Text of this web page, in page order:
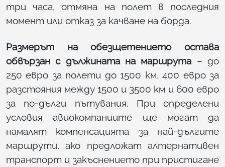
три часа, отмяна на полет в последния
момент или отказ за качване на борда.
Размерът на обезщетението остава
обвързан с дължината на маршрута– до
250 евро за полети до 1500 км, 400 евро за
разстояния между 1500 и 3500 км и 600 евро
за по-дълги пътувания. При определени
условия авиокомпаниите ще могат да
намалят компенсацията за най-дългите
маршрути, ако предложат алтернативен
транспорт и закъснението при пристигане